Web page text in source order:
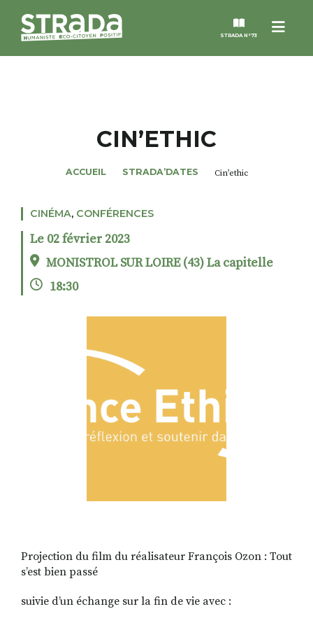
Menu
STRADA N°73
NOS THÈMES
STRADA’DATES
ROSÉE DE MAI
RECHERCHER
FACEBOOKINSTAGRAM
LINKEDINYOUTUBE
CIN’ETHIC
ACCUEIL STRADA’DATES Cin’ethic
CINÉMA, CONFÉRENCES
Le 02 février 2023
MONISTROL SUR LOIRE (43) La capitelle
18:30
Projection du film du réalisateur François Ozon : Tout
s’est bien passé
suivie d’un échange sur la fin de vie avec :